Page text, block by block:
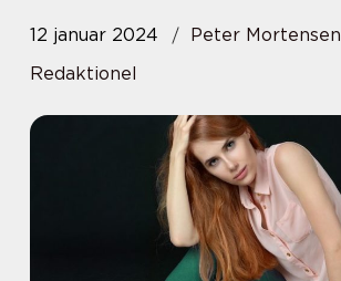
12 januar 2024
Peter Mortensen
Redaktionel